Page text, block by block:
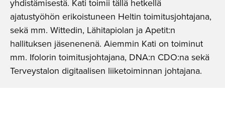
yhdistämisestä. Kati toimii tällä hetkellä
ajatustyöhön erikoistuneen Heltin toimitusjohtajana,
sekä mm. Wittedin, Lähitapiolan ja Apetit:n
hallituksen jäsenenenä. Aiemmin Kati on toiminut
mm. Ifolorin toimitusjohtajana, DNA:n CDO:na sekä
Terveystalon digitaalisen liiketoiminnan johtajana.